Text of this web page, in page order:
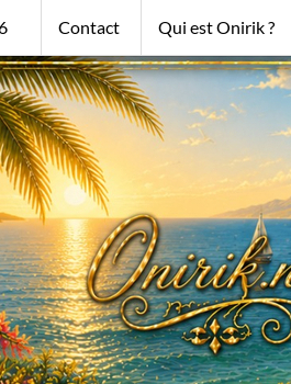
Contact Qui est Onirik ?